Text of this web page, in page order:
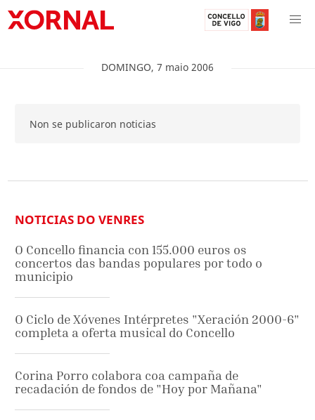
DOMINGO, 7 maio 2006
Non se publicaron noticias
NOTICIAS DO VENRES
O Concello financia con 155.000 euros os
concertos das bandas populares por todo o
municipio
O Ciclo de Xóvenes Intérpretes "Xeración 2000-6"
completa a oferta musical do Concello
Corina Porro colabora coa campaña de
recadación de fondos de "Hoy por Mañana"